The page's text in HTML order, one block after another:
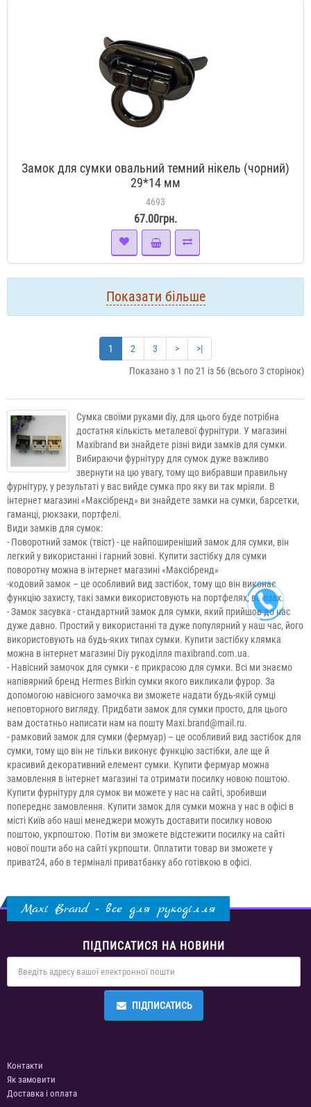
Замок для сумки овальний темний нікель (чорний)
29*14 мм
4693
67.00грн.
Показати більше
1 2 3 >
>|
Показано з 1 по 21 із 56 (всього 3 сторінок)
Сумка своїми руками diy, для цього буде потрібна
достатня кількість металевої фурнітури. У магазині
Maxibrand ви знайдете різні види замків для сумки.
Вибираючи фурнітуру для сумок дуже важливо
звернути на цю увагу, тому що вибравши правильну
фурнітуру, у результаті у вас вийде сумка про яку ви так мріяли. В
інтернет магазині «Максібренд» ви знайдете замки на сумки, барсетки,
гаманці, рюкзаки, портфелі.
Види замків для сумок:
- Поворотний замок (твіст) - це найпоширеніший замок для сумки, він
легкий у використанні і гарний зовні. Купити застібку для сумки
поворотну можна в інтернет магазині «Максібренд»
-кодовий замок – це особливий вид застібок, тому що він виконає
функцію захисту, такі замки використовують на портфелях, валізах.
- Замок засувка - стандартний замок для сумки, який прийшов до нас
дуже давно. Простий у використанні та дуже популярний у наш час, його
використовують на будь-яких типах сумки. Купити застібку клямка
можна в інтернет магазині Diy рукоділля maxibrand.com.ua.
- Навісний замочок для сумки - є прикрасою для сумки. Всі ми знаємо
напівярний бренд Hermes Birkin сумки якого викликали фурор. За
допомогою навісного замочка ви зможете надати будь-якій сумці
неповторного вигляду. Придбати замок для сумки просто, для цього
вам достатньо написати нам на пошту Maxi.brand@mail.ru.
- рамковий замок для сумки (фермуар) – це особливий вид застібок для
сумки, тому що він не тільки виконує функцію застібки, але ще й
красивий декоративний елемент сумки. Купити фермуар можна
замовлення в інтернет магазині та отримати посилку новою поштою.
Купити фурнітуру для сумок ви можете у нас на сайті, зробивши
попереднє замовлення. Купити замок для сумки можна у нас в офісі в
місті Київ або наші менеджери можуть доставити посилку новою
поштою, укрпоштою. Потім ви зможете відстежити посилку на сайті
нової пошти або на сайті укрпошти. Оплатити товар ви зможете у
приват24, або в терміналі приватбанку або готівкою в офісі.
Maxi Brand - все для рукоділля
ПІДПИСАТИСЯ НА НОВИНИ
ПІДПИСАТИСЬ
Контакти
Як замовити
Доставка і оплата